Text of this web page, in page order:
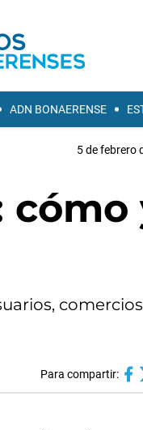
ADN BONAERENSE
5 de febrero
Para compartir: